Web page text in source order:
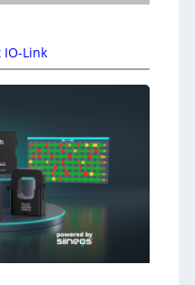
Link